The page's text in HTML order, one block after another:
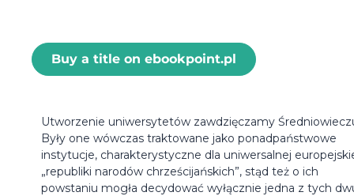
Buy a title on ebookpoint.pl
Utworzenie uniwersytetów zawdzięczamy
Były one wówczas traktowane jako ponadpaństwowe
instytucje, charakterystyczne dla uniwersalnej
„republiki narodów chrześcijańskich”, stąd też o ich
powstaniu mogła decydować wyłącznie jedna z tych